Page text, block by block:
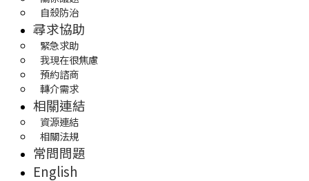
自殺防治
尋求協助
緊急求助
我現在很焦慮
預約諮商
轉介需求
相關連結
資源連結
相關法規
常問問題
English